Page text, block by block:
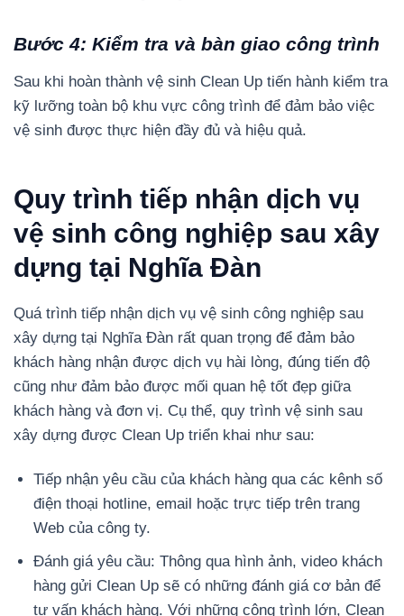
Bước 4: Kiểm tra và bàn giao công trình
Sau khi hoàn thành vệ sinh Clean Up tiến hành kiểm tra
kỹ lưỡng toàn bộ khu vực công trình để đảm bảo việc
vệ sinh được thực hiện đầy đủ và hiệu quả.
Quy trình tiếp nhận dịch vụ
vệ sinh công nghiệp sau xây
dựng tại Nghĩa Đàn
Quá trình tiếp nhận dịch vụ vệ sinh công nghiệp sau
xây dựng tại Nghĩa Đàn rất quan trọng để đảm bảo
khách hàng nhận được dịch vụ hài lòng, đúng tiến độ
cũng như đảm bảo được mối quan hệ tốt đẹp giữa
khách hàng và đơn vị. Cụ thể, quy trình vệ sinh sau
xây dựng được Clean Up triển khai như sau:
Tiếp nhận yêu cầu của khách hàng qua các kênh số
điện thoại hotline, email hoặc trực tiếp trên trang
Web của công ty.
Đánh giá yêu cầu: Thông qua hình ảnh, video khách
hàng gửi Clean Up sẽ có những đánh giá cơ bản để
tư vấn khách hàng. Với những công trình lớn, Clean